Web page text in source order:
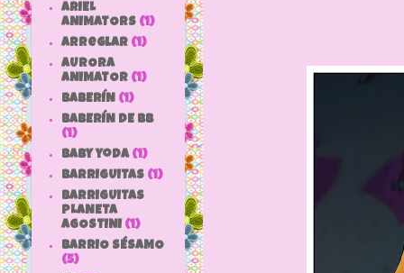
ARIEL
ANIMATORS (1)
arreglar (1)
AURORA
ANIMATOR (1)
BABERÍN (1)
BABERÍN DE BB
(1)
baby yoda (1)
BARRIGUITAS (1)
BARRIGUITAS
PLANETA
AGOSTINI (1)
BARRIO SÉSAMO
(5)